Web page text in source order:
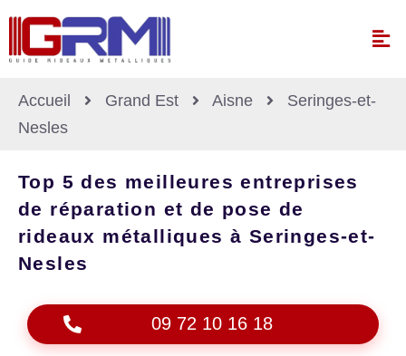
Accueil Grand Est Aisne
Seringes-et-
Nesles
Top 5 des meilleures entreprises
de réparation et de pose de
rideaux métalliques à Seringes-et-
Nesles
09 72 10 16 18